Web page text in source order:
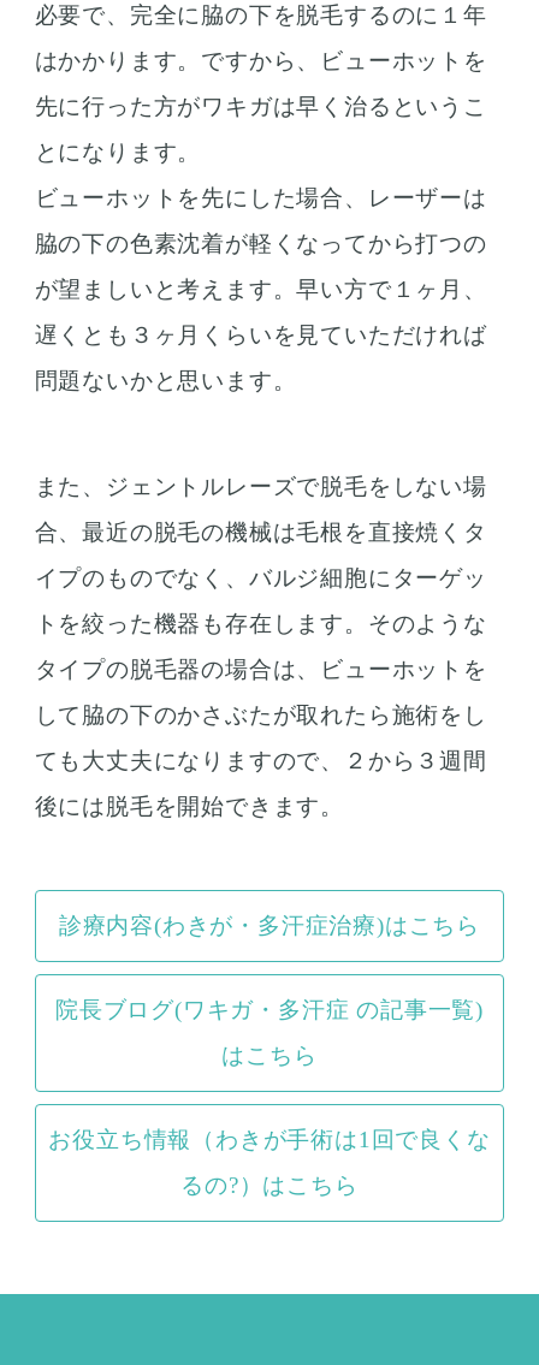
必要で、完全に脇の下を脱毛するのに１年
はかかります。ですから、ビューホットを
先に行った方がワキガは早く治るというこ
とになります。
ビューホットを先にした場合、レーザーは
脇の下の色素沈着が軽くなってから打つの
が望ましいと考えます。早い方で１ヶ月、
遅くとも３ヶ月くらいを見ていただければ
問題ないかと思います。
また、ジェントルレーズで脱毛をしない場
合、最近の脱毛の機械は毛根を直接焼くタ
イプのものでなく、バルジ細胞にターゲッ
トを絞った機器も存在します。そのような
タイプの脱毛器の場合は、ビューホットを
して脇の下のかさぶたが取れたら施術をし
ても大丈夫になりますので、２から３週間
後には脱毛を開始できます。
診療内容(わきが・多汗症治療)はこちら
院長ブログ(ワキガ・多汗症 の記事一覧)
はこちら
お役立ち情報（わきが手術は1回で良くな
るの?）はこちら